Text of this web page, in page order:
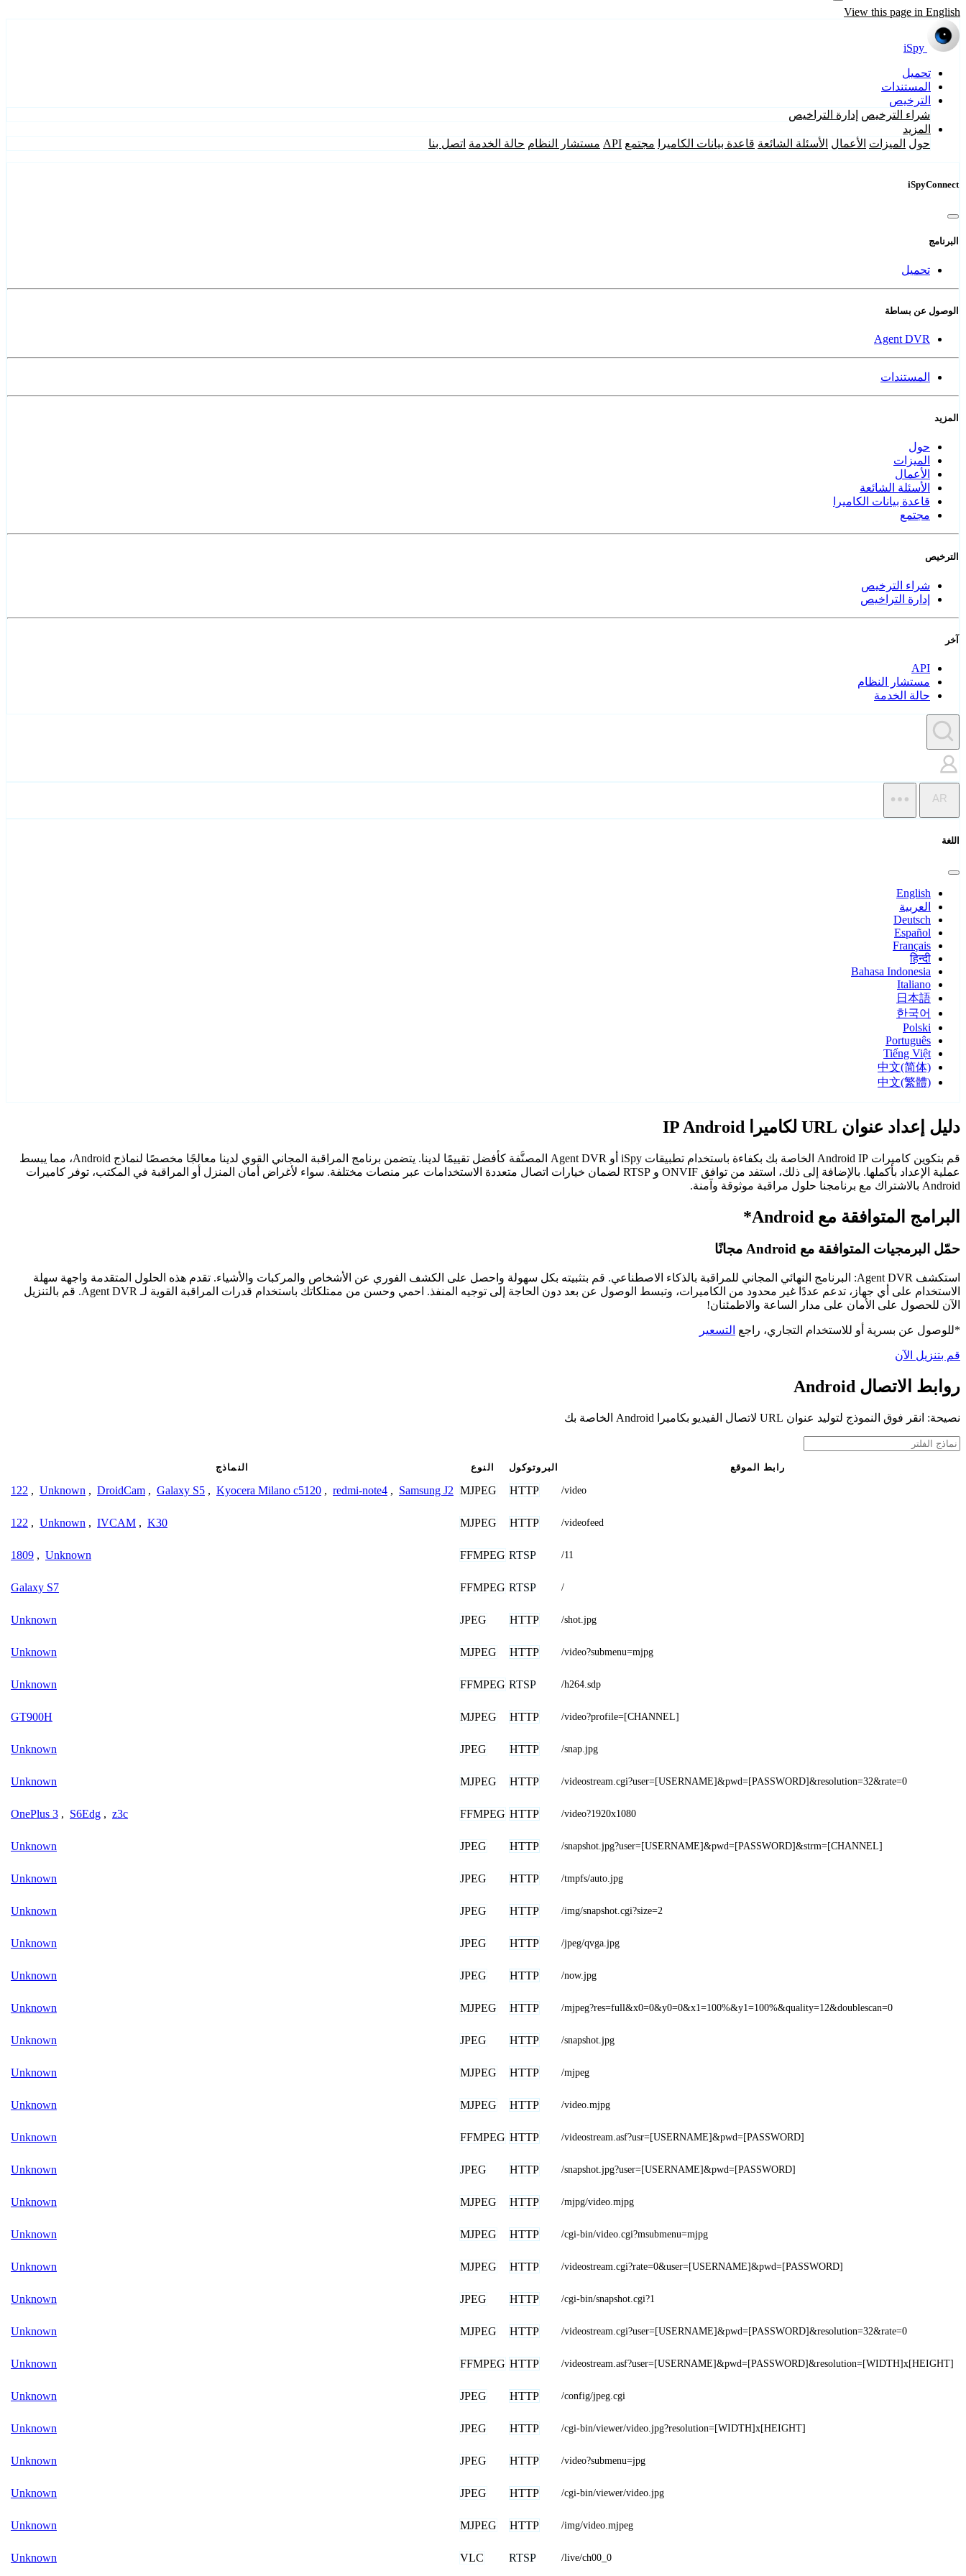
View this page in English
iSpy
تحميل
المستندات
الترخيص
شراء الترخيص إدارة التراخيص
المزيد
حول الميزات الأعمال الأسئلة الشائعة قاعدة بيانات الكاميرا مجتمع API مستشار النظام حالة الخدمة اتصل بنا
iSpyConnect
البرنامج
تحميل
الوصول عن بساطة
Agent DVR
المستندات
المزيد
حول
الميزات
الأعمال
الأسئلة الشائعة
قاعدة بيانات الكاميرا
مجتمع
الترخيص
شراء الترخيص
إدارة التراخيص
آخر
API
مستشار النظام
حالة الخدمة
AR
اللغة
English
العربية
Deutsch
Español
Français
हिन्दी
Bahasa Indonesia
Italiano
日本語
한국어
Polski
Português
Tiếng Việt
中文(简体)
中文(繁體)
دليل إعداد عنوان URL لكاميرا IP Android
قم بتكوين كاميرات Android IP الخاصة بك بكفاءة باستخدام تطبيقات iSpy أو Agent DVR المصنَّفة كأفضل تقييمًا لدينا. يتضمن برنامج المراقبة المجاني القوي لدينا معالجًا مخصصًا لنماذج Android، مما يبسط
عملية الإعداد بأكملها. بالإضافة إلى ذلك، استفد من توافق ONVIF و RTSP لضمان خيارات اتصال متعددة الاستخدامات عبر منصات مختلفة. سواء لأغراض أمان المنزل أو المراقبة في المكتب، توفر كاميرات
Android بالاشتراك مع برنامجنا حلول مراقبة موثوقة وآمنة.
البرامج المتوافقة مع Android*
حمّل البرمجيات المتوافقة مع Android مجانًا
استكشف Agent DVR: البرنامج النهائي المجاني للمراقبة بالذكاء الاصطناعي. قم بتثبيته بكل سهولة واحصل على الكشف الفوري عن الأشخاص والمركبات والأشياء. تقدم هذه الحلول المتقدمة واجهة سهلة
الاستخدام على أي جهاز، تدعم عددًا غير محدود من الكاميرات، وتبسط الوصول عن بعد دون الحاجة إلى توجيه المنفذ. احمي وحسن من ممتلكاتك باستخدام قدرات المراقبة القوية لـ Agent DVR. قم بالتنزيل
الآن للحصول على الأمان على مدار الساعة والاطمئنان!
*للوصول عن بسرية أو للاستخدام التجاري، راجع التسعير
قم بتنزيل الآن
روابط الاتصال Android
نصيحة: انقر فوق النموذج لتوليد عنوان URL لاتصال الفيديو بكاميرا Android الخاصة بك
النماذج النوع البروتوكول رابط الموقع
122 , Unknown , DroidCam , Galaxy S5 , Kyocera Milano c5120 , redmi-note4 , Samsung J2 MJPEG HTTP /video
122 , Unknown , IVCAM , K30 MJPEG HTTP /videofeed
1809 , Unknown FFMPEG RTSP /11
Galaxy S7 FFMPEG RTSP /
Unknown JPEG HTTP /shot.jpg
Unknown MJPEG HTTP /video?submenu=mjpg
Unknown FFMPEG RTSP /h264.sdp
GT900H MJPEG HTTP /video?profile=[CHANNEL]
Unknown JPEG HTTP /snap.jpg
Unknown MJPEG HTTP /videostream.cgi?user=[USERNAME]&pwd=[PASSWORD]&resolution=32&rate=0
OnePlus 3 , S6Edg , z3c FFMPEG HTTP /video?1920x1080
Unknown JPEG HTTP /snapshot.jpg?user=[USERNAME]&pwd=[PASSWORD]&strm=[CHANNEL]
Unknown JPEG HTTP /tmpfs/auto.jpg
Unknown JPEG HTTP /img/snapshot.cgi?size=2
Unknown JPEG HTTP /jpeg/qvga.jpg
Unknown JPEG HTTP /now.jpg
Unknown MJPEG HTTP /mjpeg?res=full&x0=0&y0=0&x1=100%&y1=100%&quality=12&doublescan=0
Unknown JPEG HTTP /snapshot.jpg
Unknown MJPEG HTTP /mjpeg
Unknown MJPEG HTTP /video.mjpg
Unknown FFMPEG HTTP /videostream.asf?usr=[USERNAME]&pwd=[PASSWORD]
Unknown JPEG HTTP /snapshot.jpg?user=[USERNAME]&pwd=[PASSWORD]
Unknown MJPEG HTTP /mjpg/video.mjpg
Unknown MJPEG HTTP /cgi-bin/video.cgi?msubmenu=mjpg
Unknown MJPEG HTTP /videostream.cgi?rate=0&user=[USERNAME]&pwd=[PASSWORD]
Unknown JPEG HTTP /cgi-bin/snapshot.cgi?1
Unknown MJPEG HTTP /videostream.cgi?user=[USERNAME]&pwd=[PASSWORD]&resolution=32&rate=0
Unknown FFMPEG HTTP /videostream.asf?user=[USERNAME]&pwd=[PASSWORD]&resolution=[WIDTH]x[HEIGHT]
Unknown JPEG HTTP /config/jpeg.cgi
Unknown JPEG HTTP /cgi-bin/viewer/video.jpg?resolution=[WIDTH]x[HEIGHT]
Unknown JPEG HTTP /video?submenu=jpg
Unknown JPEG HTTP /cgi-bin/viewer/video.jpg
Unknown MJPEG HTTP /img/video.mjpeg
Unknown VLC RTSP /live/ch00_0